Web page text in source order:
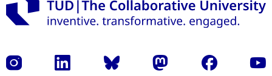
Instagram LinkedIn Bluesky Mastodon Facebook